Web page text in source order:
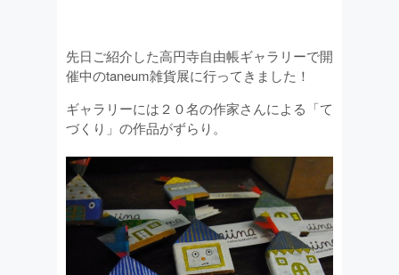
先日ご紹介した高円寺自由帳ギャラリーで開
催中のtaneum雑貨展に行ってきました！
ギャラリーには２０名の作家さんによる「て
づくり」の作品がずらり。